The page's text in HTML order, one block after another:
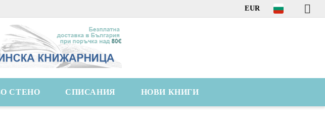
EUR
СТЕНО СПИСАНИЯ НОВИ КНИГИ